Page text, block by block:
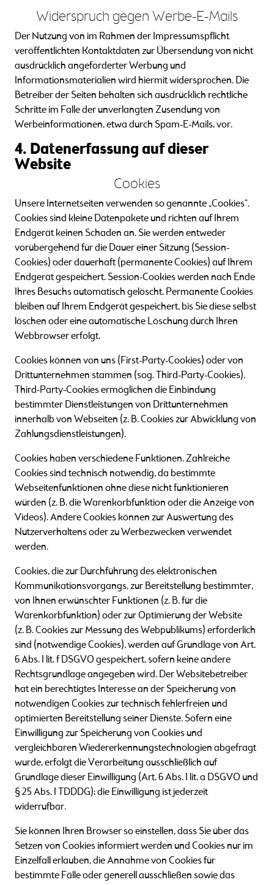
Widerspruch gegen Werbe-E-Mails
Der Nutzung von im Rahmen der Impressumspflicht
veröffentlichten Kontaktdaten zur Übersendung von nicht
ausdrücklich angeforderter Werbung und
Informationsmaterialien wird hiermit widersprochen. Die
Betreiber der Seiten behalten sich ausdrücklich rechtliche
Schritte im Falle der unverlangten Zusendung von
Werbeinformationen, etwa durch Spam-E-Mails, vor.
4. Datenerfassung auf dieser
Website
Cookies
Unsere Internetseiten verwenden so genannte „Cookies“.
Cookies sind kleine Datenpakete und richten auf Ihrem
Endgerät keinen Schaden an. Sie werden entweder
vorübergehend für die Dauer einer Sitzung (Session-
Cookies) oder dauerhaft (permanente Cookies) auf Ihrem
Endgerät gespeichert. Session-Cookies werden nach Ende
Ihres Besuchs automatisch gelöscht. Permanente Cookies
bleiben auf Ihrem Endgerät gespeichert, bis Sie diese selbst
löschen oder eine automatische Löschung durch Ihren
Webbrowser erfolgt.
Cookies können von uns (First-Party-Cookies) oder von
Drittunternehmen stammen (sog. Third-Party-Cookies).
Third-Party-Cookies ermöglichen die Einbindung
bestimmter Dienstleistungen von Drittunternehmen
innerhalb von Webseiten (z. B. Cookies zur Abwicklung von
Zahlungsdienstleistungen).
Cookies haben verschiedene Funktionen. Zahlreiche
Cookies sind technisch notwendig, da bestimmte
Webseitenfunktionen ohne diese nicht funktionieren
würden (z. B. die Warenkorbfunktion oder die Anzeige von
Videos). Andere Cookies können zur Auswertung des
Nutzerverhaltens oder zu Werbezwecken verwendet
werden.
Cookies, die zur Durchführung des elektronischen
Kommunikationsvorgangs, zur Bereitstellung bestimmter,
von Ihnen erwünschter Funktionen (z. B. für die
Warenkorbfunktion) oder zur Optimierung der Website
(z. B. Cookies zur Messung des Webpublikums) erforderlich
sind (notwendige Cookies), werden auf Grundlage von Art.
6 Abs. 1 lit. f DSGVO gespeichert, sofern keine andere
Rechtsgrundlage angegeben wird. Der Websitebetreiber
hat ein berechtigtes Interesse an der Speicherung von
notwendigen Cookies zur technisch fehlerfreien und
optimierten Bereitstellung seiner Dienste. Sofern eine
Einwilligung zur Speicherung von Cookies und
vergleichbaren Wiedererkennungstechnologien abgefragt
wurde, erfolgt die Verarbeitung ausschließlich auf
Grundlage dieser Einwilligung (Art. 6 Abs. 1 lit. a DSGVO und
§ 25 Abs. 1 TDDDG); die Einwilligung ist jederzeit
widerrufbar.
Sie können Ihren Browser so einstellen, dass Sie über das
Setzen von Cookies informiert werden und Cookies nur im
Einzelfall erlauben, die Annahme von Cookies für
bestimmte Fälle oder generell ausschließen sowie das